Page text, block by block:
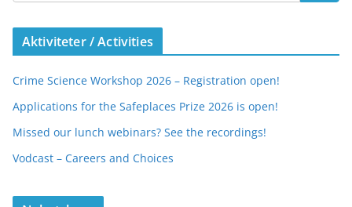
Aktiviteter / Activities
Crime Science Workshop 2026 – Registration open!
Applications for the Safeplaces Prize 2026 is open!
Missed our lunch webinars? See the recordings!
Vodcast – Careers and Choices